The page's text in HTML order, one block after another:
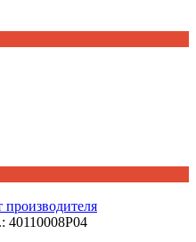
40110008Р04